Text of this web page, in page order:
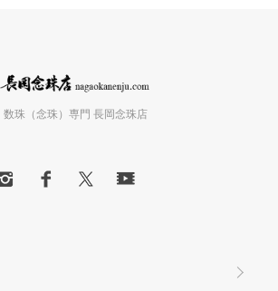
数珠（念珠）専門 長岡念珠店